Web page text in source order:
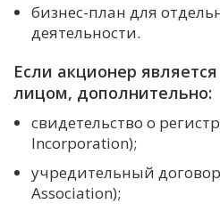
бизнес-план для
деятельности.
Если акционер
лицом, дополнительно:
свидетельство о
Incorporation);
учредительный
Association);